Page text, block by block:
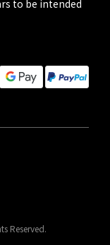
to be intended
Reserved.